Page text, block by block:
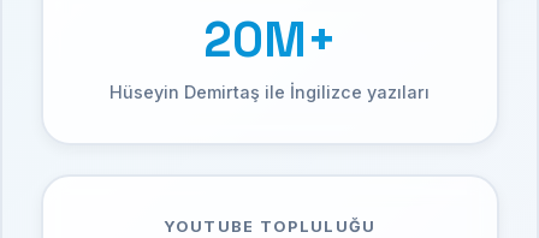
20M+
Hüseyin Demirtaş ile İngilizce yazıları
YOUTUBE TOPLULUĞU